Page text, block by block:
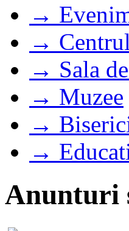
→
→
→ Sala
→ Muzee
→
→
Anunturi